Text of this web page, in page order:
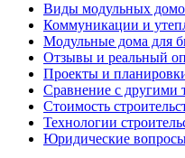
Виды модульных
Коммуникации и
Модульные дома для
Отзывы и реальный
Проекты и
Сравнение с другими
Стоимость
Технологии
Юридические